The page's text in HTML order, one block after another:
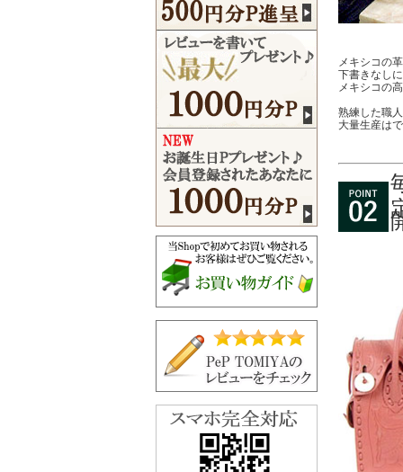
メキシコの
下書きなし
メキシコの
熟練した職
大量生産は